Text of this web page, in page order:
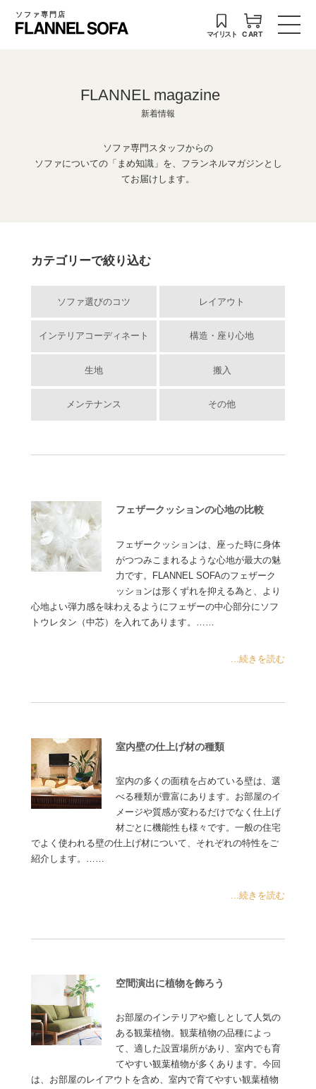
ソファ専門店
マイリスト CART
FLANNEL magazine
新着情報
ソファ専門スタッフからの
ソファについての「まめ知識」を、フランネルマガジンとし
てお届けします。
カテゴリーで絞り込む
ソファ選びのコツ レイアウト
インテリアコーディネート 構造・座り心地
生地 搬入
メンテナンス その他
フェザークッションの心地の比較
フェザークッションは、座った時に身体
がつつみこまれるような心地が最大の魅
力です。FLANNEL SOFAのフェザーク
ッションは形くずれを抑える為と、より
心地よい弾力感を味わえるようにフェザーの中心部分にソフ
トウレタン（中芯）を入れてあります。……
...続きを読む
室内壁の仕上げ材の種類
室内の多くの面積を占めている壁は、選
べる種類が豊富にあります。お部屋のイ
メージや質感が変わるだけでなく仕上げ
材ごとに機能性も様々です。一般の住宅
でよく使われる壁の仕上げ材について、それぞれの特性をご
紹介します。……
...続きを読む
空間演出に植物を飾ろう
お部屋のインテリアや癒しとして人気の
ある観葉植物。観葉植物の品種によっ
て、適した設置場所があり、室内でも育
てやすい観葉植物が多くあります。今回
は、お部屋のレイアウトを含め、室内で育てやすい観葉植物